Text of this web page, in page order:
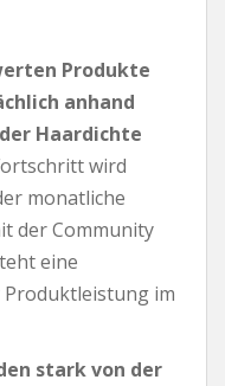
Produkte
anhand
Haardichte
wird
monatliche
der Community
eine
im
stark von der